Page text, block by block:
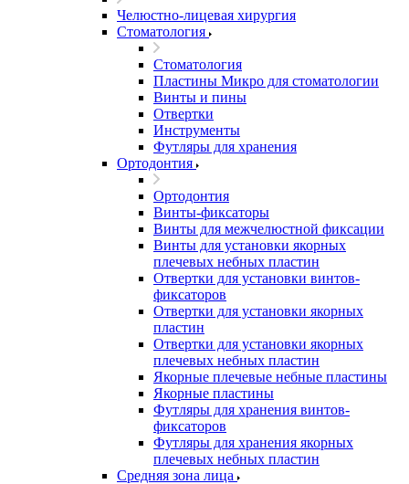
Челюстно-лицевая хирургия
Стоматология
Стоматология
Пластины Микро для стоматологии
Винты и пины
Отвертки
Инструменты
Футляры для хранения
Ортодонтия
Ортодонтия
Винты-фиксаторы
Винты для межчелюстной фиксации
Винты для установки якорных
плечевых небных пластин
Отвертки для установки винтов-
фиксаторов
Отвертки для установки якорных
пластин
Отвертки для установки якорных
плечевых небных пластин
Якорные плечевые небные пластины
Якорные пластины
Футляры для хранения винтов-
фиксаторов
Футляры для хранения якорных
плечевых небных пластин
Средняя зона лица